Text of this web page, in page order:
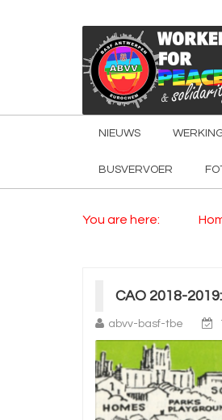
NIEUWS
BUSVERVOER
You are here:
CAO 2018-
abvv-basf-tbe